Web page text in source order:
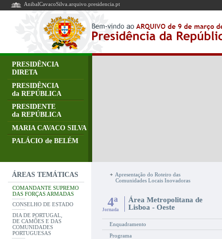
AnibalCavacoSilva.arquivo.presidencia.pt
PRESIDÊNCIA
DIRETA
PRESIDÊNCIA
da REPÚBLICA
PRESIDENTE
da REPÚBLICA
MARIA CAVACO SILVA
PALÁCIO de BELÉM
ÁREAS TEMÁTICAS
COMANDANTE SUPREMO
DAS FORÇAS ARMADAS
CONSELHO DE ESTADO
DIA DE PORTUGAL,
DE CAMÕES E DAS
COMUNIDADES
PORTUGUESAS
Apresentação do Roteiro das
Comunidades Locais Inovadoras
4ª
Jornada
Área Metropolitana de
Lisboa - Oeste
Enquadramento
Programa